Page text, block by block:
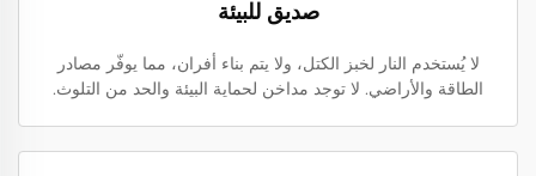
صديق للبيئة
لا يُستخدم النار لخبز الكتل، ولا يتم بناء أفران، مما يوفّر مصادر
الطاقة والأراضي. لا توجد مداخن لحماية البيئة والحد من التلوث.